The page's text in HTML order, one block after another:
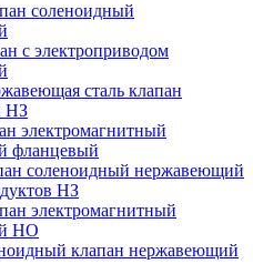
соленоидный
с электроприводом
сталь клапан
НЗ
электромагнитный
фланцевый
соленоидный нержавеющий
НЗ
электромагнитный
НО
клапан нержавеющий